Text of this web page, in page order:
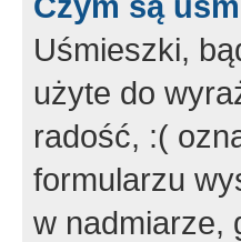
Uśmieszki,
użyte do
radość, :(
formularzu
w nadmiarze,